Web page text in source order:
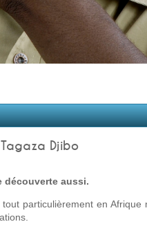
Djibo
découverte aussi.
particulièrement en